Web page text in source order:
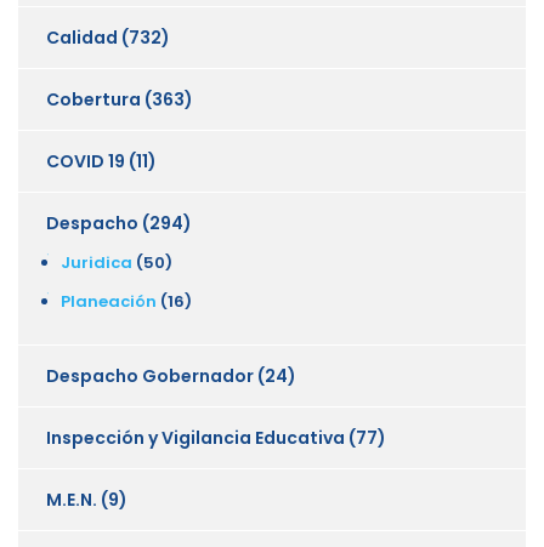
Calidad (732)
Cobertura (363)
COVID 19 (11)
Despacho (294)
Juridica (50)
Planeación (16)
Despacho Gobernador (24)
Inspección y Vigilancia Educativa (77)
M.E.N. (9)